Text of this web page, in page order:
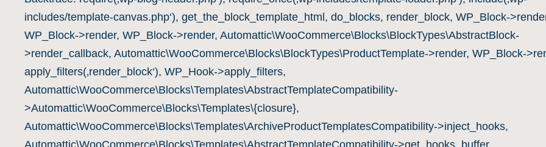
includes/template-canvas.php‘), get_the_block_template_html, do_blocks, render_block, WP_Block-
WP_Block->render, WP_Block->render, Automattic\WooCommerce\Blocks\BlockTypes\AbstractBlock-
>render_callback, Automattic\WooCommerce\Blocks\BlockTypes\ProductTemplate->render, WP_Block-
apply_filters(‚render_block‘), WP_Hook->apply_filters,
Automattic\WooCommerce\Blocks\Templates\AbstractTemplateCompatibility-
>Automattic\WooCommerce\Blocks\Templates\{closure},
Automattic\WooCommerce\Blocks\Templates\ArchiveProductTemplatesCompatibility->inject_hooks,